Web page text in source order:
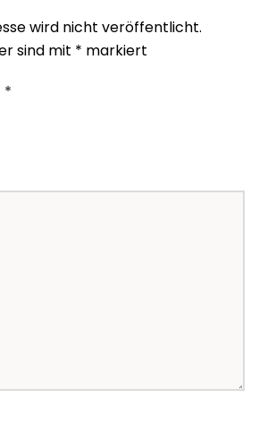
wird nicht veröffentlicht.
sind mit * markiert
*